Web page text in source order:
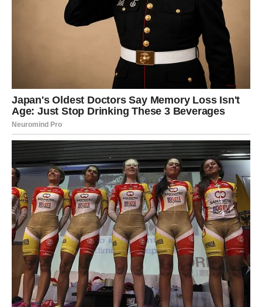
Subota vam donosi potrebu za pažnjom, ali i za potvrdom.
U ljubavi želite da budete viđeni i cenjeni. Ako ste u vezi,
partner može očekivati više topline s vaše strane.
Slobodni Lavovi mogu privući pažnju gde god da se
pojave.
Iako je vikend, razmišljate o karijeri i budućim potezima.
Finansije su solidne, ali troškovi mogu porasti zbog želje
za uživanjem. Zdravlje je dobro, ali povedite računa o
energiji – ne trošite se previše.
DEVICA
Ovo je dan za unutrašnje sređivanje. Subota vam donosi
potrebu da dovedete misli u red. U ljubavi ste rezervisani,
ali iskreni. Ako ste u vezi, razgovor o budućnosti može
biti aktuelan. Slobodne Device ne žele površne kontakte.
Posao vam je trenutno u drugom planu, ali razmišljate o